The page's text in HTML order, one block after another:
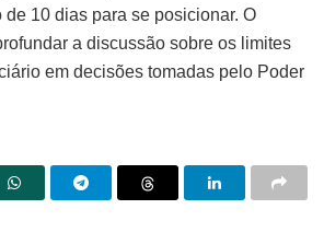
de 10 dias para se posicionar. O
a discussão sobre os limites
em decisões tomadas pelo Poder